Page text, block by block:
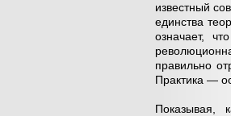
известный
единства
означает,
правильно
Практика —
Показывая,